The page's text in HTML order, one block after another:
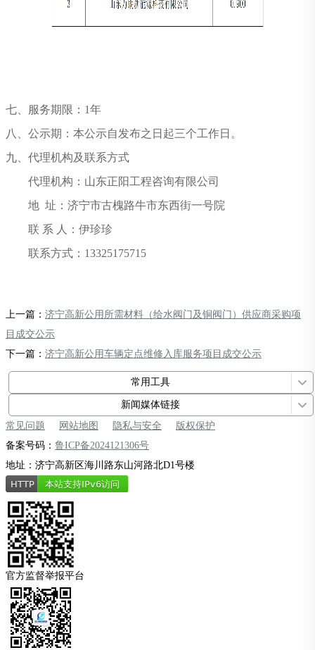
七、服务期限： 1年
八、公示期：本公示自发布之日起三个工作日。
九、代理机构及联系方式
代理机构：山东正阳工程咨询有限公司
地 址：济宁市古槐路牛市东西街一号院
联 系 人：伊珍珍
联系方式： 13325175715
上一篇： 济宁高新公用所需材料（给水阀门及铜阀门）供应商采购项
目成交公示
下一篇： 济宁高新公用车辆定点维修入库服务项目成交公示
常用工具
新闻媒体链接
常见问题
网站地图 隐私与安全
版权保护
备案号码： 鲁ICP备2024121306号
地址：济宁高新区海川路东山河路北D1号楼
官方监督举报平台